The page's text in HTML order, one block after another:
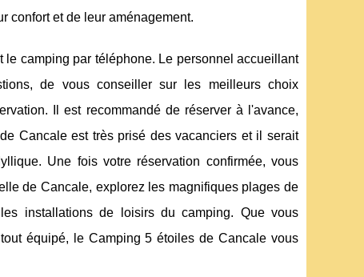
confort et de leur aménagement.
camping par téléphone. Le personnel accueillant
de vous conseiller sur les meilleurs choix
Il est recommandé de réserver à l'avance,
Cancale est très prisé des vacanciers et il serait
Une fois votre réservation confirmée, vous
de Cancale, explorez les magnifiques plages de
installations de loisirs du camping. Que vous
équipé, le Camping 5 étoiles de Cancale vous